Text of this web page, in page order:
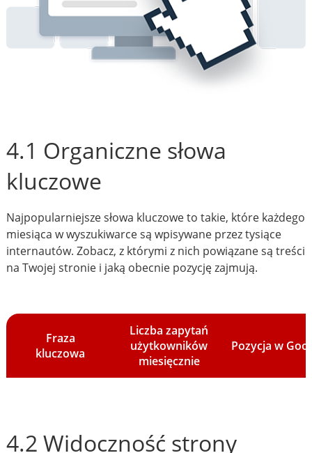
4.1 Organiczne słowa
kluczowe
Najpopularniejsze słowa kluczowe to takie, które każdego
miesiąca w wyszukiwarce są wpisywane przez tysiące
internautów. Zobacz, z którymi z nich powiązane są treści
na Twojej stronie i jaką obecnie pozycję zajmują.
Fraza
kluczowa
Liczba zapytań
użytkowników
miesięcznie
Pozycja w
4.2 Widoczność strony